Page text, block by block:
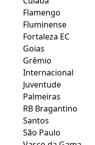
Flamengo
Fluminense
Fortaleza EC
Goias
Grêmio
Internacional
Juventude
Palmeiras
RB Bragantino
Santos
São Paulo